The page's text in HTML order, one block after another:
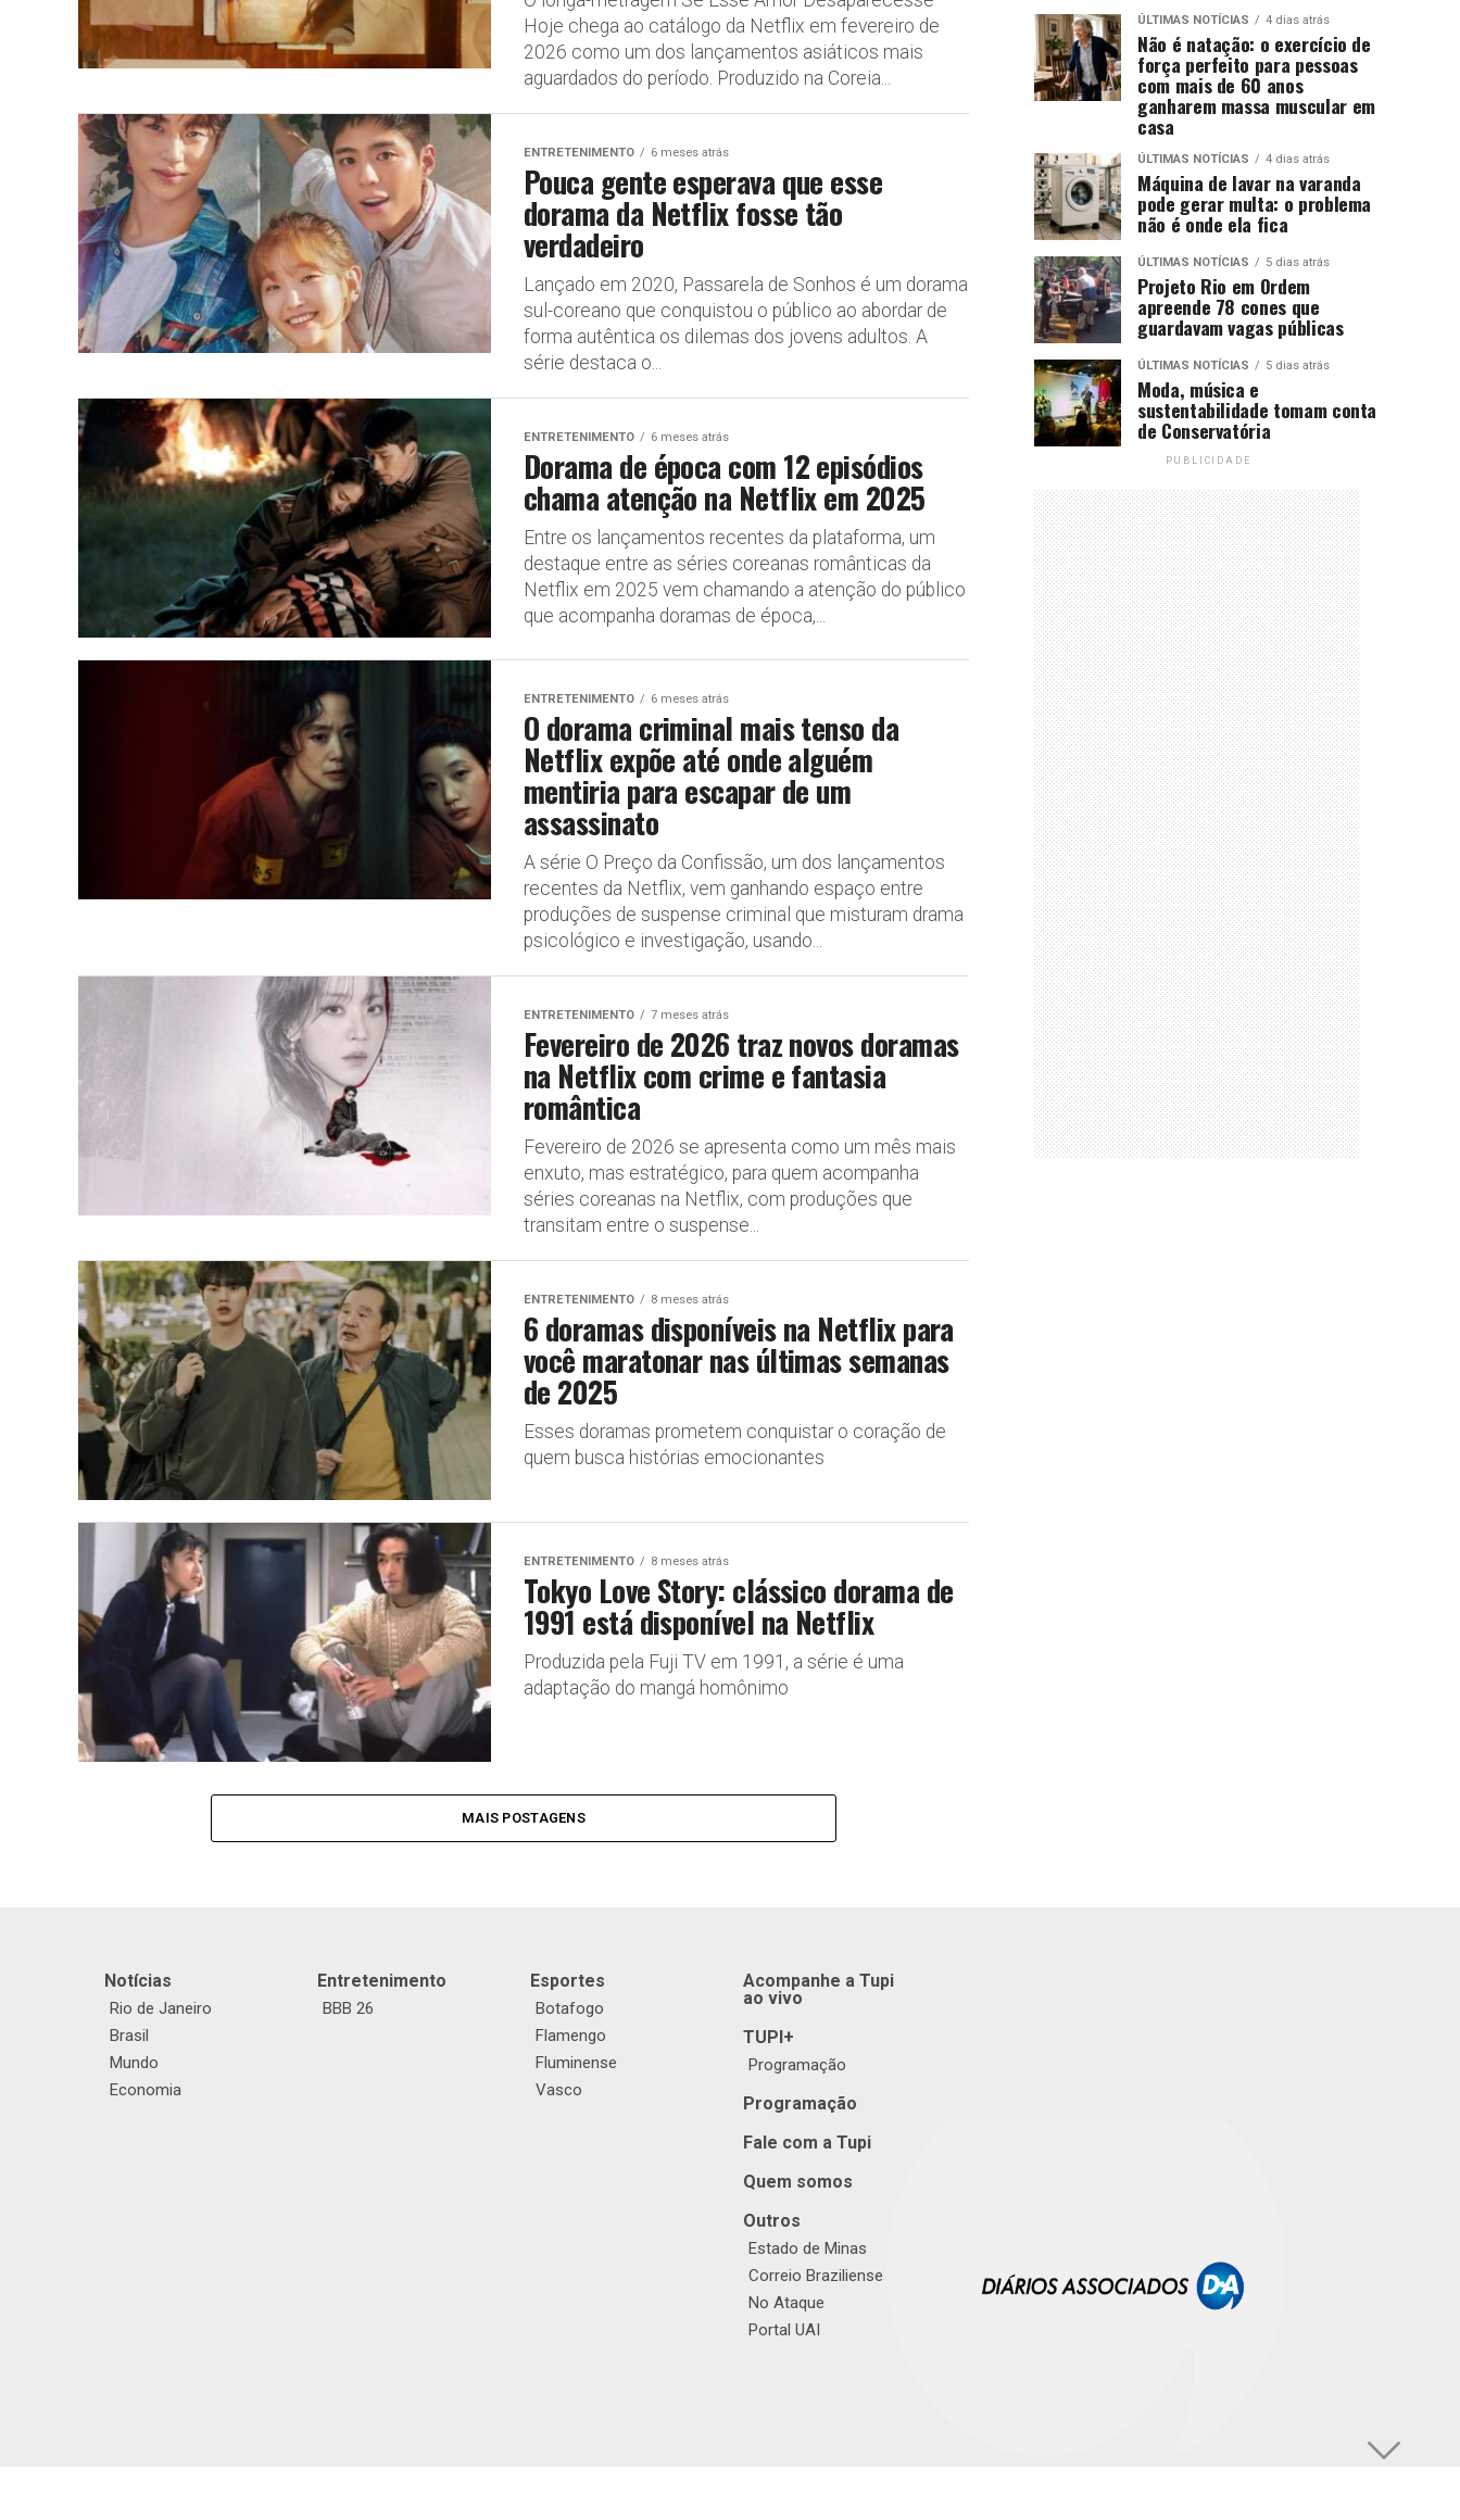
Hoje chega ao catálogo da Netflix em fevereiro de
2026 como um dos lançamentos asiáticos mais
aguardados do período. Produzido na Coreia...
ENTRETENIMENTO 6 meses atrás
Pouca gente esperava que esse
dorama da Netflix fosse tão
verdadeiro
Lançado em 2020, Passarela de Sonhos é um dorama
sul-coreano que conquistou o público ao abordar de
forma autêntica os dilemas dos jovens adultos. A
série destaca o...
ENTRETENIMENTO 6 meses atrás
Dorama de época com 12 episódios
chama atenção na Netflix em 2025
Entre os lançamentos recentes da plataforma, um
destaque entre as séries coreanas românticas da
Netflix em 2025 vem chamando a atenção do público
que acompanha doramas de época,...
ENTRETENIMENTO 6 meses atrás
O dorama criminal mais tenso da
Netflix expõe até onde alguém
mentiria para escapar de um
assassinato
A série O Preço da Confissão, um dos lançamentos
recentes da Netflix, vem ganhando espaço entre
produções de suspense criminal que misturam drama
psicológico e investigação, usando...
ENTRETENIMENTO 7 meses atrás
Fevereiro de 2026 traz novos doramas
na Netflix com crime e fantasia
romântica
Fevereiro de 2026 se apresenta como um mês mais
enxuto, mas estratégico, para quem acompanha
séries coreanas na Netflix, com produções que
transitam entre o suspense...
ENTRETENIMENTO 8 meses atrás
6 doramas disponíveis na Netflix para
você maratonar nas últimas semanas
de 2025
Esses doramas prometem conquistar o coração de
quem busca histórias emocionantes
ENTRETENIMENTO 8 meses atrás
Tokyo Love Story: clássico dorama de
1991 está disponível na Netflix
Produzida pela Fuji TV em 1991, a série é uma
adaptação do mangá homônimo
MAIS POSTAGENS
ÚLTIMAS NOTÍCIAS 4 dias atrás
Não é natação: o exercício de
força perfeito para pessoas
com mais de 60 anos
ganharem massa muscular em
casa
ÚLTIMAS NOTÍCIAS 4 dias atrás
Máquina de lavar na varanda
pode gerar multa: o problema
não é onde ela fica
ÚLTIMAS NOTÍCIAS 5 dias atrás
Projeto Rio em Ordem
apreende 78 cones que
guardavam vagas públicas
ÚLTIMAS NOTÍCIAS 5 dias atrás
Moda, música e
sustentabilidade tomam conta
de Conservatória
PUBLICIDADE
Notícias
Rio de Janeiro
Brasil
Mundo
Economia
Entretenimento
BBB 26
Esportes
Botafogo
Flamengo
Fluminense
Vasco
Acompanhe a Tupi
ao vivo
TUPI+
Programação
Programação
Fale com a Tupi
Quem somos
Outros
Estado de Minas
Correio Braziliense
No Ataque
Portal UAI